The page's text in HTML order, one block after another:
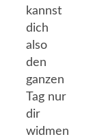
kannst
dich
also
den
ganzen
Tag nur
dir
widmen